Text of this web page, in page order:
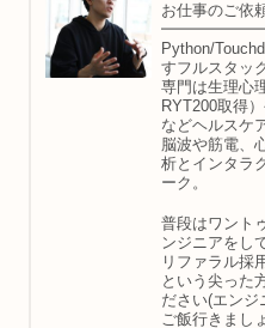
お仕事のご依
Python/
すフルスタッ
専門は生理心
RYT200取得
などヘルスケ
脳波や筋電、
析とインタラ
ーク。
普段はワント
ンジニアをし
リファラル採
という尖った
ださい(エンジ
ご飯行きまし